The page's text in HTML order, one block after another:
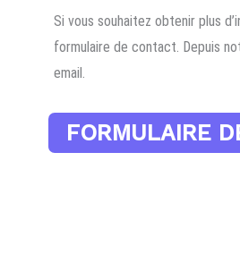
Si vous souhaitez obtenir plus
formulaire de contact. Depuis
email.
FORMULAIRE